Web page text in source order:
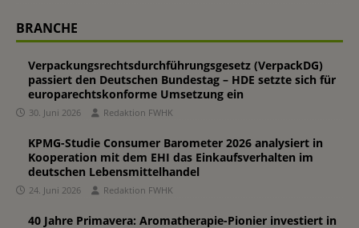
BRANCHE
Verpackungsrechtsdurchführungsgesetz (VerpackDG)
passiert den Deutschen Bundestag – HDE setzte sich für
europarechtskonforme Umsetzung ein
30. Juni 2026 Redaktion FWHK
KPMG-Studie Consumer Barometer 2026 analysiert in
Kooperation mit dem EHI das Einkaufsverhalten im
deutschen Lebensmittelhandel
24. Juni 2026 Redaktion FWHK
40 Jahre Primavera: Aromatherapie-Pionier investiert in